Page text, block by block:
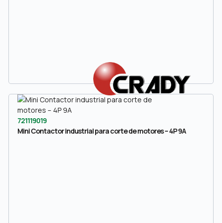
721119019
Mini Contactor industrial para corte de motores – 4P 9A